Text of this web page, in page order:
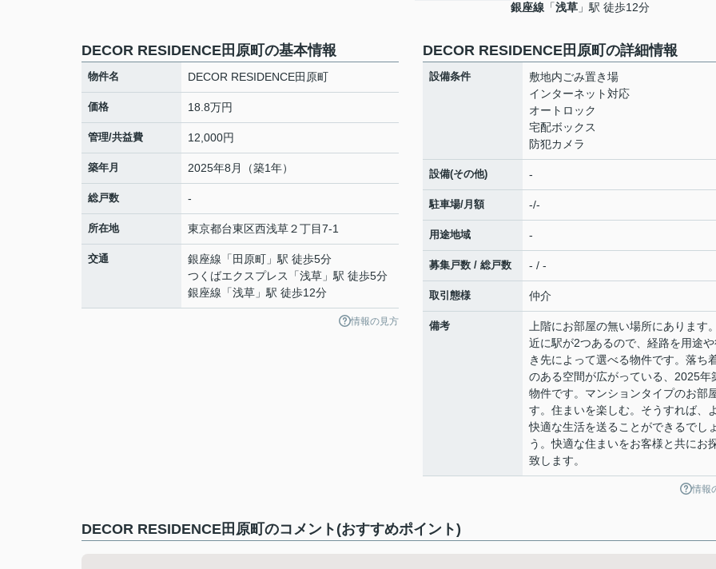
銀座線 「浅草 」駅 徒歩12分
DECOR RESIDENCE田原町の基本情報
物件名 DECOR RESIDENCE田原町
価格 18.8万円
管理/共益費 12,000円
築年月 2025年8月（築1年）
総戸数 -
所在地 東京都台東区西浅草２丁目7-1
交通 銀座線 「 田原町 」駅 徒歩5分
つくばエクスプレス
「浅草 」駅 徒歩5分
銀座線 「浅草 」駅 徒歩12分
情報の見方
DECOR RESIDENCE田原町の詳細情報
設備条件
敷地内ごみ置き場
インターネット対応
オートロック
宅配ボックス
防犯カメラ
設備(その他) -
駐車場/月額 -/-
用途地域 -
募集戸数 / 総戸数 - / -
取引態様 仲介
備考
上階にお部屋の無い場所にあります
近に駅が2つあるので、経路を用途
き先によって選べる物件です。落ち
のある空間が広がっている、2025年
物件です。マンションタイプのお部
す。住まいを楽しむ。そうすれば、
快適な生活を送ることができるでしょ
う。快適な住まいをお客様と共にお
致します。
情報
DECOR RESIDENCE田原町のコメント(おすすめポイント)